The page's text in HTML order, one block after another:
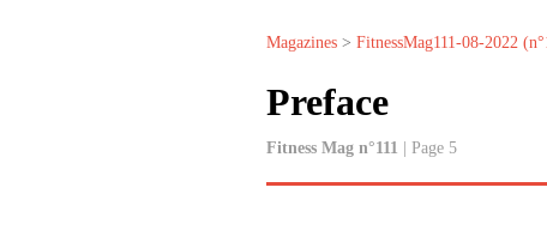
Magazines > FitnessMag111-08-2022
Preface
Fitness Mag n°111 | Page 5